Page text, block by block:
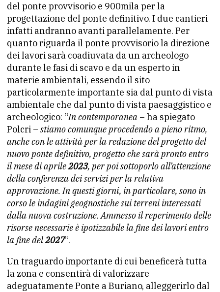
del ponte provvisorio e 900mila per la
progettazione del ponte definitivo. I due cantieri
infatti andranno avanti parallelamente. Per
quanto riguarda il ponte provvisorio la direzione
dei lavori sarà coadiuvata da un archeologo
durante le fasi di scavo e da un esperto in
materie ambientali, essendo il sito
particolarmente importante sia dal punto di vista
ambientale che dal punto di vista paesaggistico e
archeologico: “In contemporanea – ha spiegato
Polcri – stiamo comunque procedendo a pieno ritmo,
anche con le attività per la redazione del progetto del
nuovo ponte definitivo, progetto che sarà pronto entro
il mese di aprile2023, per poi sottoporlo all’attenzione
della conferenza dei servizi per la relativa
approvazione. In questi giorni, in particolare, sono in
corso le indagini geognostiche sui terreni interessati
dalla nuova costruzione. Ammesso il reperimento delle
risorse necessarie è ipotizzabile la fine dei lavori entro
la fine del2027”.
Un traguardo importante di cui beneficerà tutta
la zona e consentirà di valorizzare
adeguatamente Ponte a Buriano, alleggerirlo dal